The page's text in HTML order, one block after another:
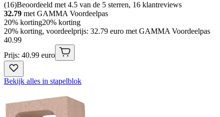
(16)Beoordeeld met 4.5 van de 5 sterren, 16 klantreviews
32.79 met GAMMA Voordeelpas
20% korting20% korting
20% korting, voordeelprijs: 32.79 euro met GAMMA Voordeelpas
40.99
Prijs: 40.99 euro
Bekijk alles in stapelblok